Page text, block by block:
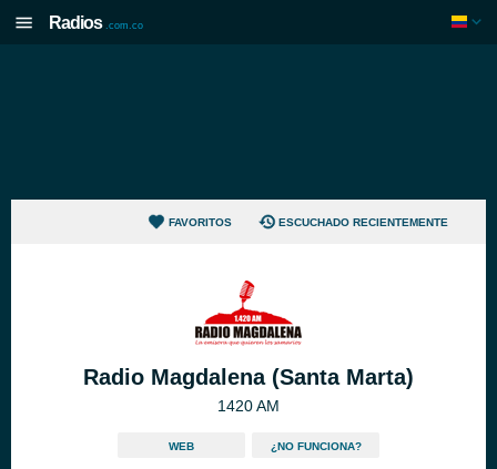
Radios .com.co
FAVORITOS ESCUCHADO RECIENTEMENTE
Radio Magdalena (Santa Marta)
1420 AM
WEB ¿NO FUNCIONA?